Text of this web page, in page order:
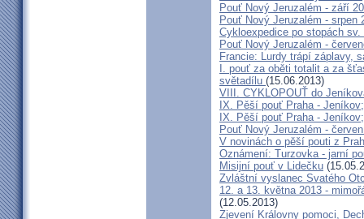
Pouť Nový Jeruzalém - září
Pouť Nový Jeruzalém - srpen
Cykloexpedice po stopách
Pouť Nový Jeruzalém -
Francie: Lurdy trápí záplavy,
I. pouť za oběti totalit a za
světadílu (15.06.2013)
VIII. CYKLOPOUŤ do
IX. Pěší pouť Praha -
IX. Pěší pouť Praha -
Pouť Nový Jeruzalém -
V novinách o pěší pouti z
Oznámení: Turzovka - jarní
Misijní pouť v Lidečku
Zvláštní vyslanec Svatého
12. a 13. května 2013 -
(12.05.2013)
Zjevení Královny pomoci,